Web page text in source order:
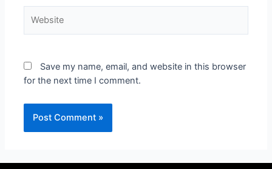
Save my name, email, and website in this browser
for the next time I comment.